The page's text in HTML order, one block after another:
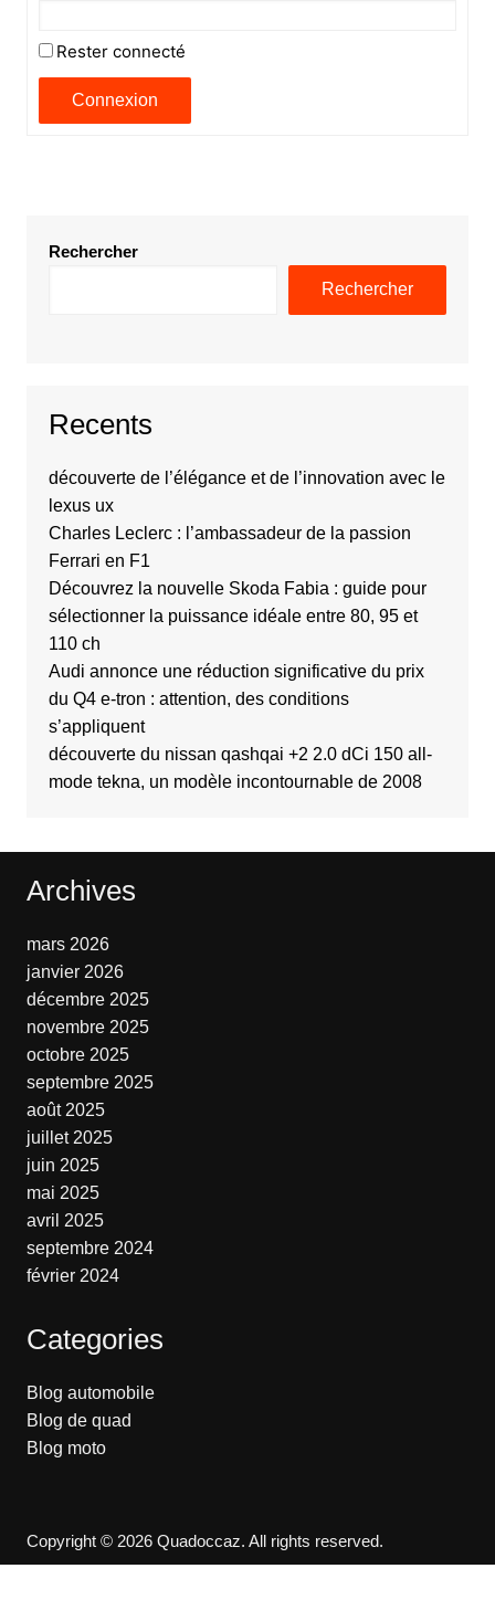
Rester connecté
Connexion
Rechercher
Rechercher
Recents
découverte de l’élégance et de l’innovation avec le
lexus ux
Charles Leclerc : l’ambassadeur de la passion
Ferrari en F1
Découvrez la nouvelle Skoda Fabia : guide pour
sélectionner la puissance idéale entre 80, 95 et
110 ch
Audi annonce une réduction significative du prix
du Q4 e-tron : attention, des conditions
s’appliquent
découverte du nissan qashqai +2 2.0 dCi 150 all-
mode tekna, un modèle incontournable de 2008
Archives
mars 2026
janvier 2026
décembre 2025
novembre 2025
octobre 2025
septembre 2025
août 2025
juillet 2025
juin 2025
mai 2025
avril 2025
septembre 2024
février 2024
Categories
Blog automobile
Blog de quad
Blog moto
Copyright © 2026 Quadoccaz. All rights reserved.